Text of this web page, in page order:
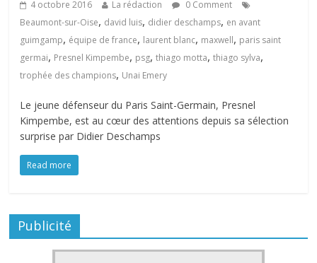
4 octobre 2016 La rédaction
0 Comment
Beaumont-sur-Oise, david luis, didier deschamps, en avant
guimgamp, équipe de france, laurent blanc, maxwell, paris saint
germai, Presnel Kimpembe, psg,thiago motta,thiago sylva,
trophée des champions, Unai Emery
Le jeune défenseur du Paris Saint-Germain, Presnel
Kimpembe, est au cœur des attentions depuis sa sélection
surprise par Didier Deschamps
Read more
Publicité